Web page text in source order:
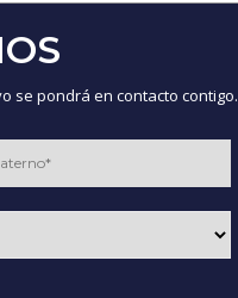
se pondrá en contacto contigo.